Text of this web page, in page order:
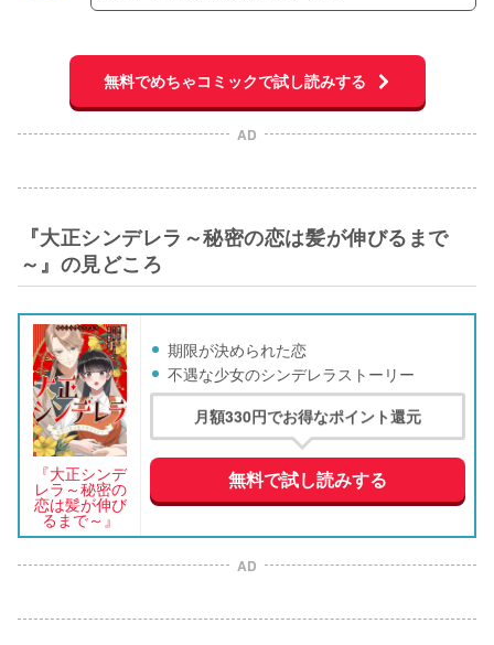
無料でめちゃコミックで試し読みする
AD
『大正シンデレラ～秘密の恋は髪が伸びるまで
～』の見どころ
『大正シンデ
レラ～秘密の
恋は髪が伸び
るまで～』
期限が決められた恋
不遇な少女のシンデレラストーリー
月額330円でお得なポイント還元
無料で試し読みする
AD